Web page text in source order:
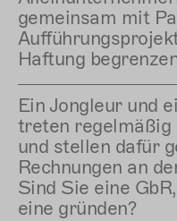
gemeinsam mit
Haftung
Ein Jongleur und
treten regelmäßig
und stellen dafür
Rechnungen an
Sind Sie eine
eine gründen?